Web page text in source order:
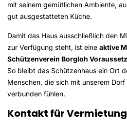
mit seinem gemütlichen Ambiente,
gut ausgestatteten Küche.
Damit das Haus ausschließlich den
zur Verfügung steht, ist eine aktive
Schützenverein Borgloh
So bleibt das Schützenhaus ein Ort
Menschen, die sich mit unserem
verbunden fühlen.
Kontakt für